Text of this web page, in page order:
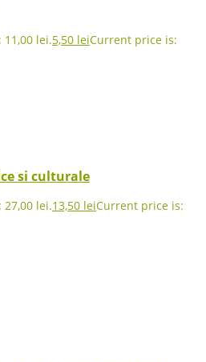
lei.5,50 leiCurrent price is:
si culturale
lei.13,50 leiCurrent price is: